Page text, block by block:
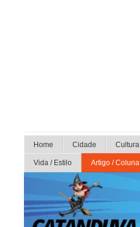
Home Cidade Cultura
Vida / Estilo Artigo / Coluna